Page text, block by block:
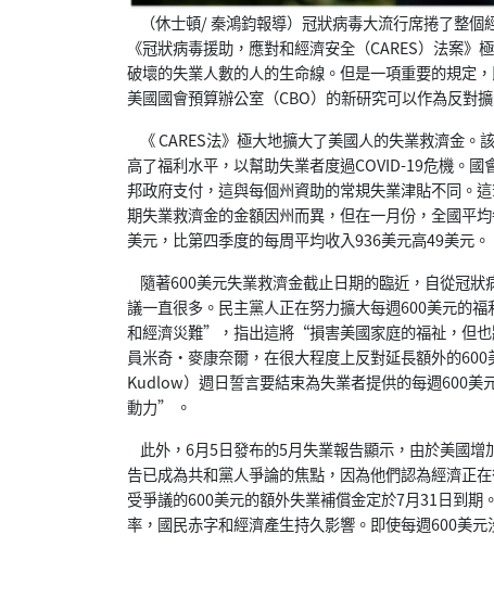
（休士頓/ 秦鴻鈞報導）冠狀病毒大流行席捲了整個
《冠狀病毒援助，應對和經濟安全（CARES）法案
破壞的失業人數的人的生命線。但是一項重要的規定
美國國會預算辦公室（CBO）的新研究可以作為反對
《 CARES法》極大地擴大了美國人的失業救濟金
高了福利水平，以幫助失業者度過COVID-19危機。
邦政府支付，這與每個州資助的常規失業津貼不同。
期失業救濟金的金額因州而異，但在一月份，全國平
美元，比第四季度的每周平均收入936美元高49美元。
隨著600美元失業救濟金截止日期的臨近，自從冠
議一直很多。民主黨人正在努力擴大每週600美元的
和經濟災難”，指出這將“損害美國家庭的福祉，但
員米奇•麥康奈爾，在很大程度上反對延長額外的
Kudlow）週日誓言要結束為失業者提供的每週600
動力” 。
此外，6月5日發布的5月失業報告顯示，由於美國
告已成為共和黨人爭論的焦點，因為他們認為經濟正
受爭議的600美元的額外失業補償金定於7月31日到
率，國民赤字和經濟產生持久影響。即使每週600美